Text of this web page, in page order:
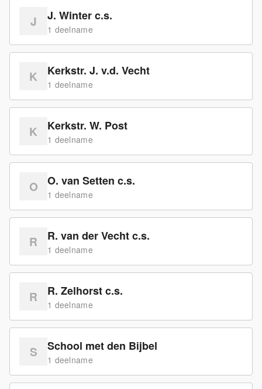
J J. Winter c.s.
1 deelname
K Kerkstr. J. v.d. Vecht
1 deelname
K Kerkstr. W. Post
1 deelname
O O. van Setten c.s.
1 deelname
R R. van der Vecht c.s.
1 deelname
R R. Zelhorst c.s.
1 deelname
S School met den Bijbel
1 deelname